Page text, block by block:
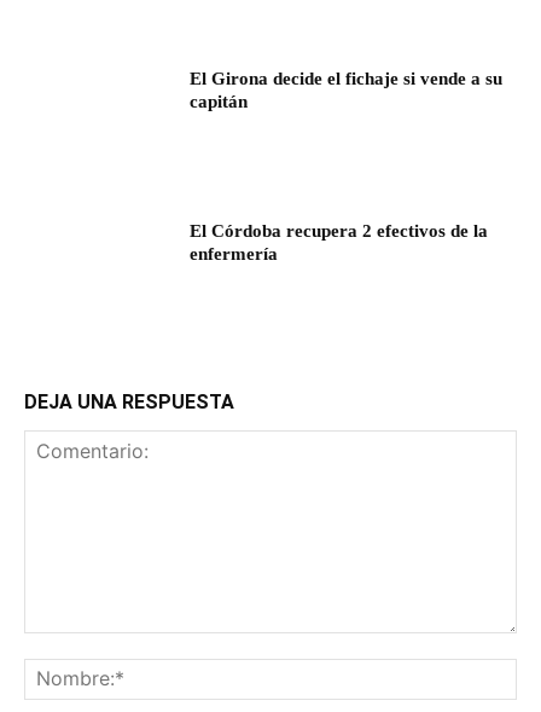
El Girona decide el fichaje si vende a su
capitán
El Córdoba recupera 2 efectivos de la
enfermería
DEJA UNA RESPUESTA